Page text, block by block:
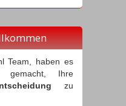
Team, haben es
gemacht, Ihre
zu